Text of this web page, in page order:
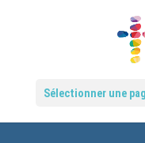
Sélectionner une